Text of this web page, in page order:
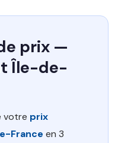
prix —
Île-de-
votre prix
France en 3